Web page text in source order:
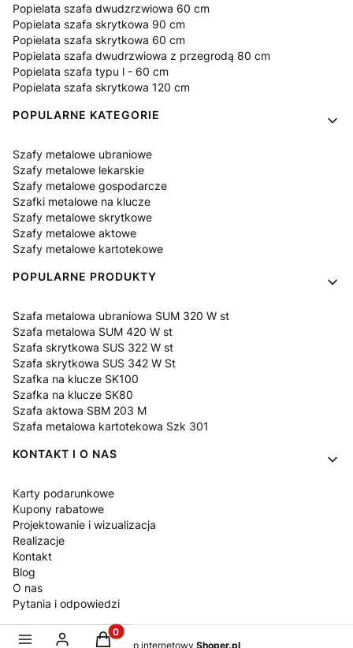
Popielata szafa dwudzrzwiowa 60 cm
Popielata szafa skrytkowa 90 cm
Popielata szafa skrytkowa 60 cm
Popielata szafa dwudrzwiowa z przegrodą 80 cm
Popielata szafa typu l - 60 cm
Popielata szafa skrytkowa 120 cm
POPULARNE KATEGORIE
Szafy metalowe ubraniowe
Szafy metalowe lekarskie
Szafy metalowe gospodarcze
Szafki metalowe na klucze
Szafy metalowe skrytkowe
Szafy metalowe aktowe
Szafy metalowe kartotekowe
POPULARNE PRODUKTY
Szafa metalowa ubraniowa SUM 320 W st
Szafa metalowa SUM 420 W st
Szafa skrytkowa SUS 322 W st
Szafa skrytkowa SUS 342 W St
Szafka na klucze SK100
Szafka na klucze SK80
Szafa aktowa SBM 203 M
Szafa metalowa kartotekowa Szk 301
KONTAKT I O NAS
Karty podarunkowe
Kupony rabatowe
Projektowanie i wizualizacja
Realizacje
Kontakt
Blog
O nas
Pytania i odpowiedzi
Sklep internetowy Shoper.pl
Produkty w koszyku: 0. Zobacz szczegóły